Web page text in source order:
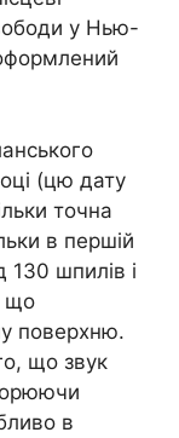
у Нью-
(цю дату
точна
в першій
130 шпилів і
що
поверхню.
що звук
в